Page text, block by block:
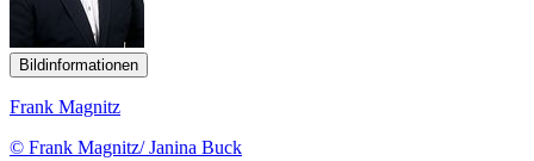
Bildinformationen
Frank Magnitz
© Frank Magnitz/ Janina Buck